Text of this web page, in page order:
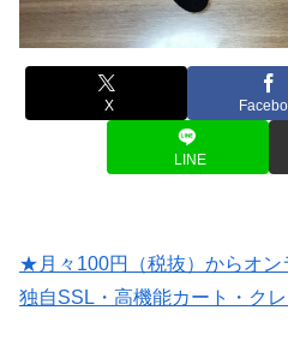
X
LINE
★月々100円（税抜）からオン
独自SSL・高機能カート・ク